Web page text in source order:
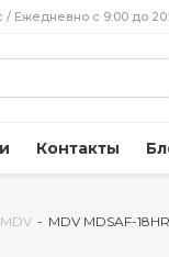
/ Ежедневно с 9:00 до
Контакты
MDV - MDV MDSAF-